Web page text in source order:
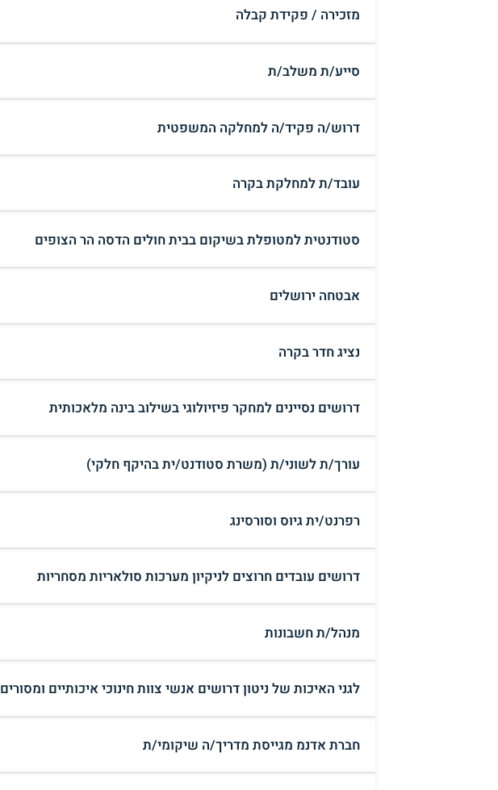
מזכירה / פקידת קבלה
סייע/ת משלב/ת
דרוש/ה פקיד/ה למחלקה המשפטית
עובד/ת למחלקת בקרה
סטודנטית למטופלת בשיקום בבית חולים הדסה הר הצופים
אבטחה ירושלים
נציג חדר בקרה
דרושים נסיינים למחקר פיזיולוגי בשילוב בינה מלאכותית
עורך/ת לשוני/ת (משרת סטודנט/ית בהיקף חלקי)
רפרנט/ית גיוס וסורסינג
דרושים עובדים חרוצים לניקיון מערכות סולאריות מסחריות
מנהל/ת חשבונות
לגני האיכות של ניטון דרושים אנשי צוות חינוכי איכותיים ומסורים
חברת אדנמ מגייסת מדריך/ה שיקומי/ת